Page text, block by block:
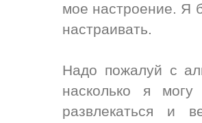
мое настроение. Я
настраивать.
Надо пожалуй с
насколько я
развлекаться и